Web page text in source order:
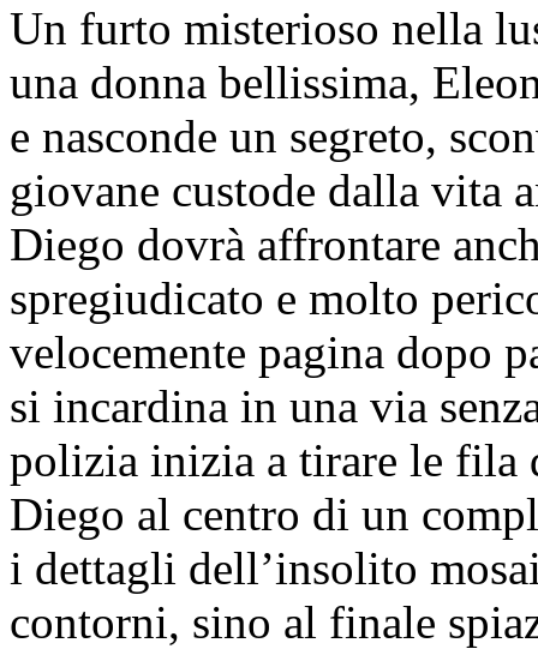
Un furto misterioso nella
una donna bellissima,
e nasconde un segreto,
giovane custode dalla vita
Diego dovrà affrontare
spregiudicato e molto
velocemente pagina dopo
si incardina in una via
polizia inizia a tirare le fila
Diego al centro di un
i dettagli dell’insolito
contorni, sino al finale